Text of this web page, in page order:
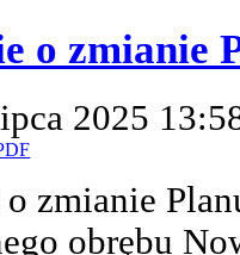
o zmianie
2025
o zmianie
obrębu